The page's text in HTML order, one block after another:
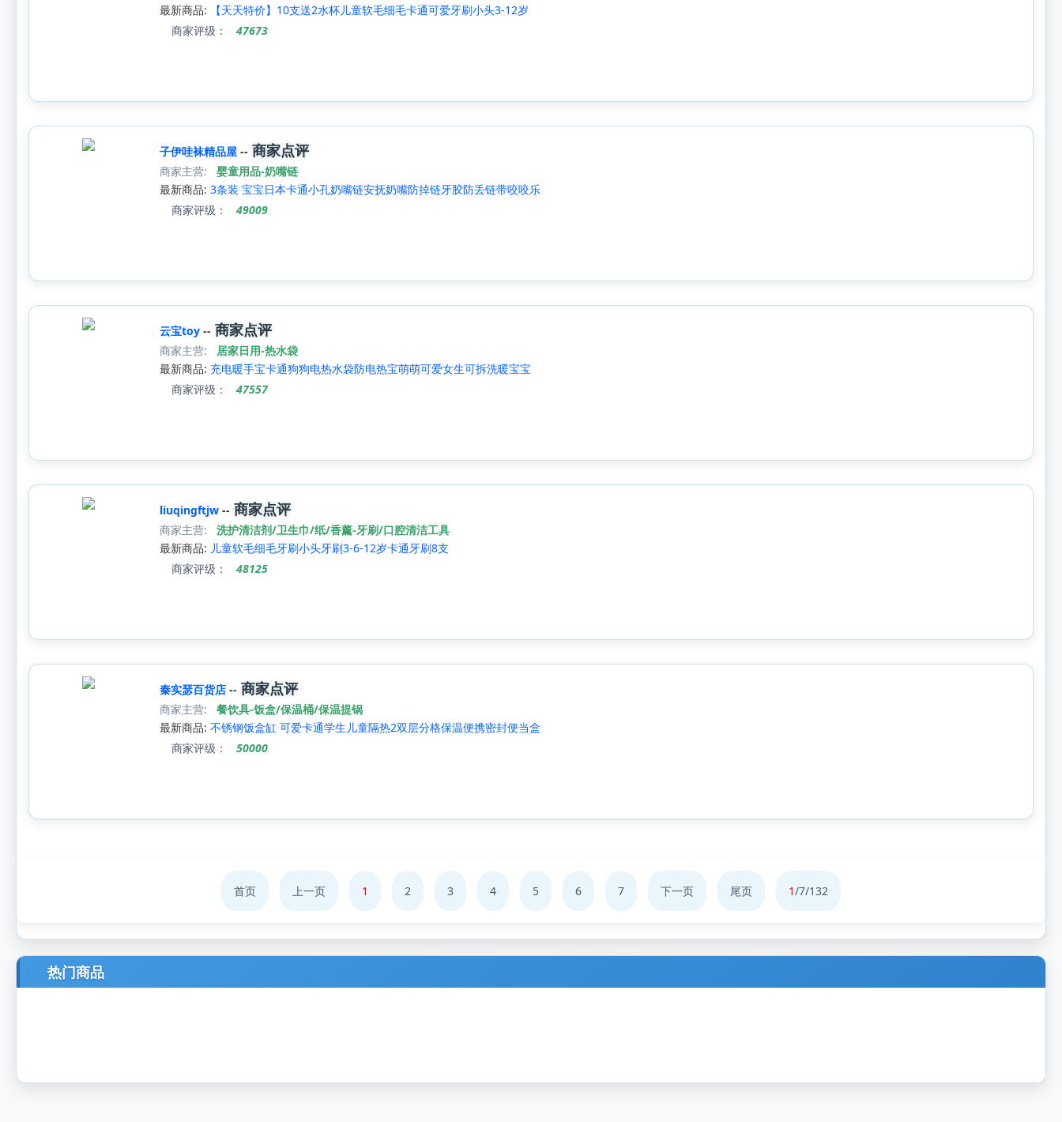
最新商品:
【天天特价】10支送2水杯儿童软毛细毛卡通可爱牙刷小头3-12岁
商家评级：
47673
子伊哇袜精品屋 -- 商家点评
商家主营:
婴童用品-奶嘴链
最新商品: 3条装 宝宝日本卡通小孔奶嘴链安抚奶嘴防掉链牙胶防丢链带咬咬乐
商家评级：
49009
云宝toy -- 商家点评
商家主营:
居家日用-热水袋
最新商品: 充电暖手宝卡通狗狗电热水袋防电热宝萌萌可爱女生可拆洗暖宝宝
商家评级：
47557
liuqingftjw -- 商家点评
商家主营:
洗护清洁剂/卫生巾/纸/香薰-牙刷/口腔清洁工具
最新商品: 儿童软毛细毛牙刷小头牙刷3-6-12岁卡通牙刷8支
商家评级：
48125
秦实瑟百货店 -- 商家点评
商家主营:
餐饮具-饭盒/保温桶/保温提锅
最新商品: 不锈钢饭盒缸 可爱卡通学生儿童隔热2双层分格保温便携密封便当盒
商家评级：
50000
首页 上一页 1 2 3 4 5 6 7 下一页 尾页 1/7/132
热门商品